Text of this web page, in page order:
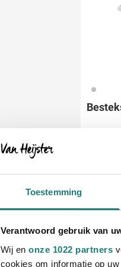
Toestemming
Verantwoord gebruik van
Wij en onze 1022 partners
cookies om informatie op
032